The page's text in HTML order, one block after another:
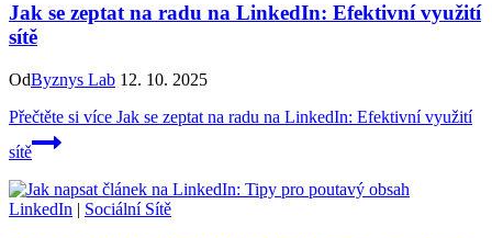
Jak se zeptat na radu na LinkedIn: Efektivní využití
sítě
OdByznys Lab 12. 10. 2025
Přečtěte si více Jak se zeptat na radu na LinkedIn: Efektivní využití
sítě
LinkedIn | Sociální Sítě